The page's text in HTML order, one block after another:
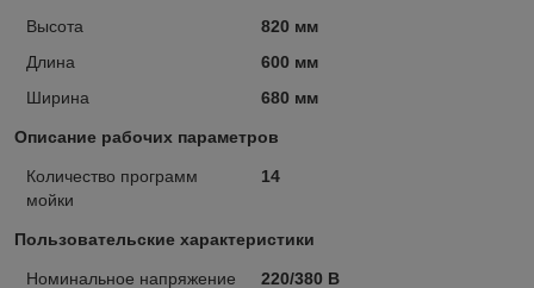
Высота
820 мм
Длина
600 мм
Ширина
680 мм
Описание рабочих параметров
Количество программ
мойки
14
Пользовательские характеристики
Номинальное напряжение 220/380 В